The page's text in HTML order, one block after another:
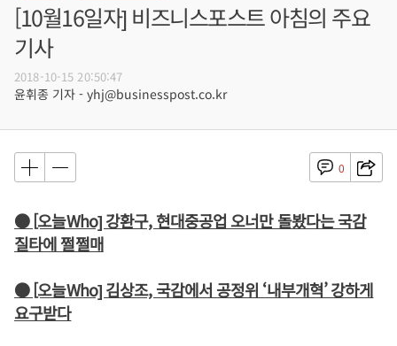
[10월16일자] 비즈니스포스트 아침의 주요
기사
2018-10-15 20:50:47
윤휘종 기자 - yhj@businesspost.co.kr
0
● [오늘Who] 강환구, 현대중공업 오너만 돌봤다는 국감
질타에 쩔쩔매
● [오늘Who] 김상조, 국감에서 공정위 ‘내부개혁’ 강하게
요구받다